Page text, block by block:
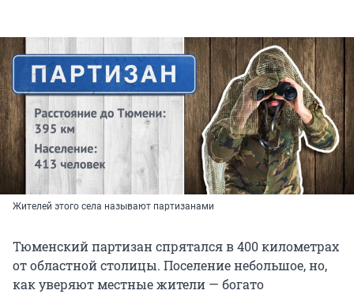
Жителей этого села называют партизанами
Тюменский партизан спрятался в 400 километрах
от областной столицы. Поселение небольшое, но,
как уверяют местные жители — богато